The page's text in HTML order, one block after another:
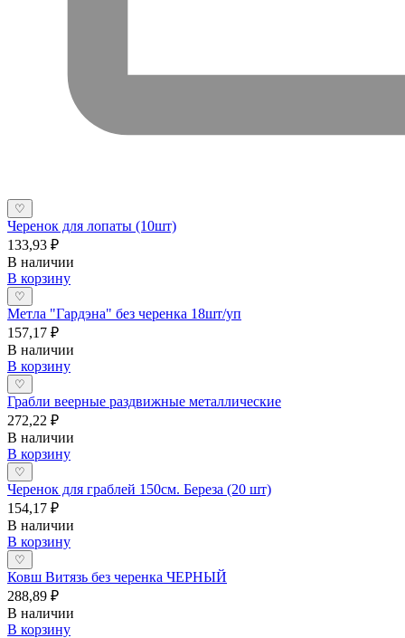
♡
Черенок для лопаты (10шт)
133,93 ₽
В наличии
В корзину
♡
Метла "Гардэна" без черенка 18шт/уп
157,17 ₽
В наличии
В корзину
♡
Грабли веерные раздвижные металлические
272,22 ₽
В наличии
В корзину
♡
Черенок для граблей 150см. Береза (20 шт)
154,17 ₽
В наличии
В корзину
♡
Ковш Витязь без черенка ЧЕРНЫЙ
288,89 ₽
В наличии
В корзину